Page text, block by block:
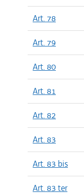
Art. 78
Art. 79
Art. 80
Art. 81
Art. 82
Art. 83
Art. 83 bis
Art. 83 ter